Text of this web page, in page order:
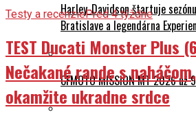
Harley-Davidson štartuje
Bratislave a legendárna
CFMOTO MISSION MT 2026 už
Testy a recenziePred 4 týždne
TEST Ducati Monster Plus
Nečakané rande s
okamžite ukradne srdce